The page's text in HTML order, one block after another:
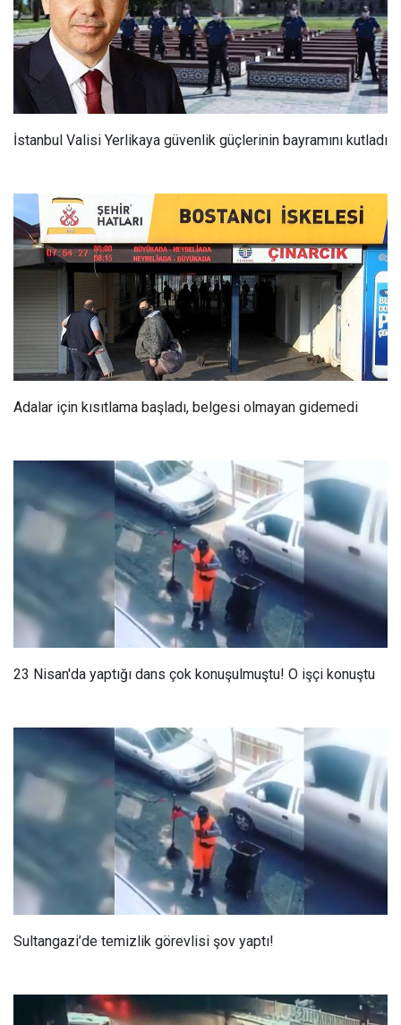
İstanbul Valisi Yerlikaya güvenlik güçlerinin bayramını kutladı
Adalar için kısıtlama başladı, belgesi olmayan gidemedi
23 Nisan'da yaptığı dans çok konuşulmuştu! O işçi konuştu
Sultangazi’de temizlik görevlisi şov yaptı!